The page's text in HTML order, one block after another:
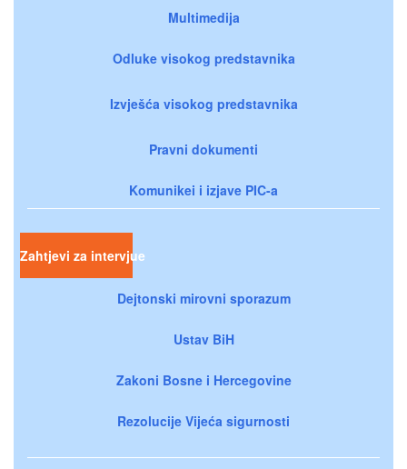
Multimedija
Odluke visokog predstavnika
Izvješća visokog predstavnika
Pravni dokumenti
Komunikei i izjave PIC-a
Zahtjevi za intervjue
Dejtonski mirovni sporazum
Ustav BiH
Zakoni Bosne i Hercegovine
Rezolucije Vijeća sigurnosti